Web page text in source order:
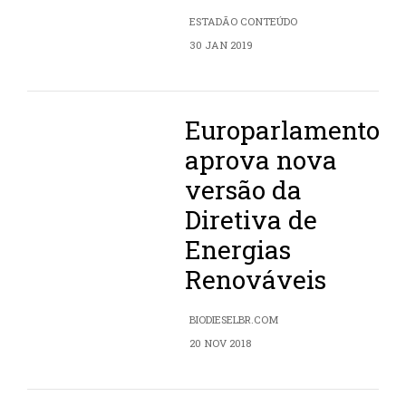
ESTADÃO CONTEÚDO
30 JAN 2019
Europarlamento
aprova nova
versão da
Diretiva de
Energias
Renováveis
BIODIESELBR.COM
20 NOV 2018